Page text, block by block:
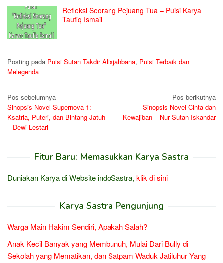
Refleksi Seorang Pejuang Tua – Puisi Karya
Taufiq Ismail
Posting pada Puisi Sutan Takdir Alisjahbana, Puisi Terbaik dan
Melegenda
Navigasi
pos
Pos sebelumnya
Sinopsis Novel Supernova 1:
Ksatria, Puteri, dan Bintang Jatuh
– Dewi Lestari
Pos berikutnya
Sinopsis Novel Cinta dan
Kewajiban – Nur Sutan Iskandar
Fitur Baru: Memasukkan Karya Sastra
Duniakan Karya di Website indoSastra, klik di sini
Karya Sastra Pengunjung
Warga Main Hakim Sendiri, Apakah Salah?
Anak Kecil Banyak yang Membunuh, Mulai Dari Bully di
Sekolah yang Mematikan, dan Satpam Waduk Jatiluhur Yang